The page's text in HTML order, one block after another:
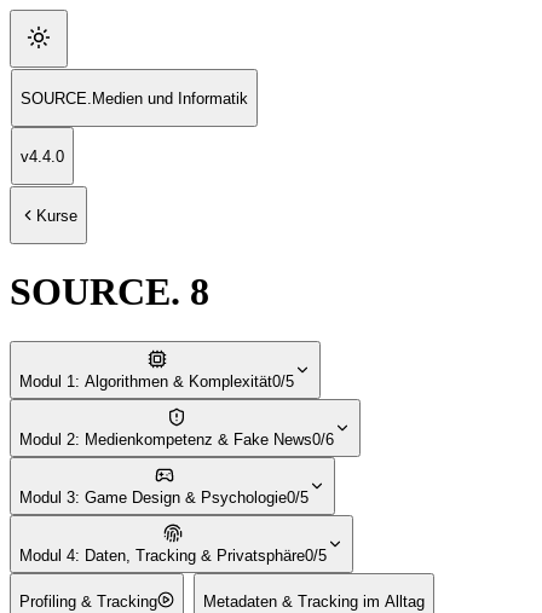
SOURCE Medien und Informatik
v4.4.0
Kurse
SOURCE. 8
Modul 1: Algorithmen & Komplexität0/5
Modul 2: Medienkompetenz & Fake News0/6
Modul 3: Game Design & Psychologie0/5
Modul 4: Daten, Tracking & Privatsphäre0/5
Profiling & Tracking Metadaten & Tracking im Alltag